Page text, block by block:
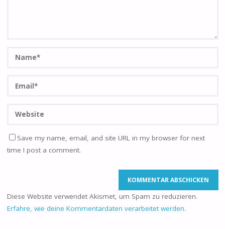
Save my name, email, and site URL in my browser for next
time I post a comment.
Diese Website verwendet Akismet, um Spam zu reduzieren.
Erfahre, wie deine Kommentardaten verarbeitet werden.